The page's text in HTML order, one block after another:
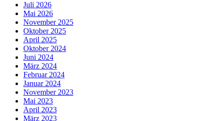
Juli 2026
Mai 2026
November 2025
Oktober 2025
April 2025
Oktober 2024
Juni 2024
März 2024
Februar 2024
Januar 2024
November 2023
Mai 2023
April 2023
März 2023